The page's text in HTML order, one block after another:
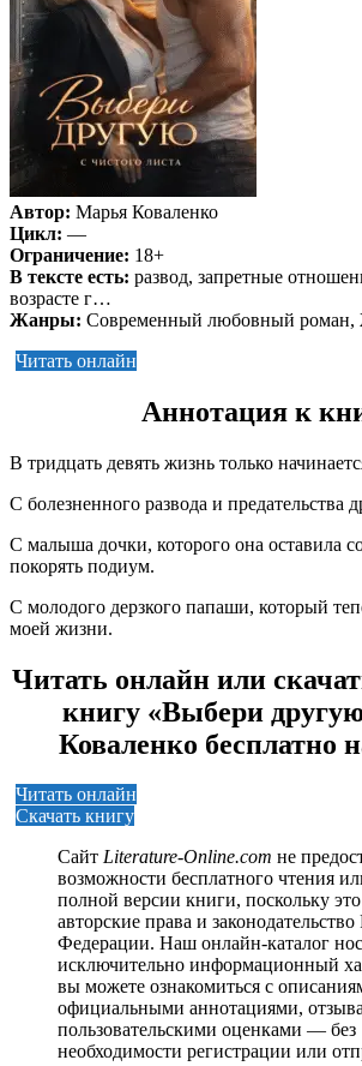
Автор: Марья Коваленко
Цикл: —
Ограничение: 18+
В тексте есть: развод, запретные
возрасте г…
Жанры: Современный любовный роман,
Читать онлайн
Аннотация к
В тридцать девять жизнь только
С болезненного развода и предательства
С малыша дочки, которого она оставила
покорять подиум.
С молодого дерзкого папаши, который
моей жизни.
Читать онлайн или
книгу «Выбери
Коваленко бесплатно
Читать онлайн
Скачать книгу
Сайт Literature-Online.com не
возможности бесплатного чтения
полной версии книги, поскольку
авторские права и
Федерации. Наш онлайн-каталог
исключительно информационный
вы можете ознакомиться с
официальными аннотациями,
пользовательскими оценками — без
необходимости регистрации или